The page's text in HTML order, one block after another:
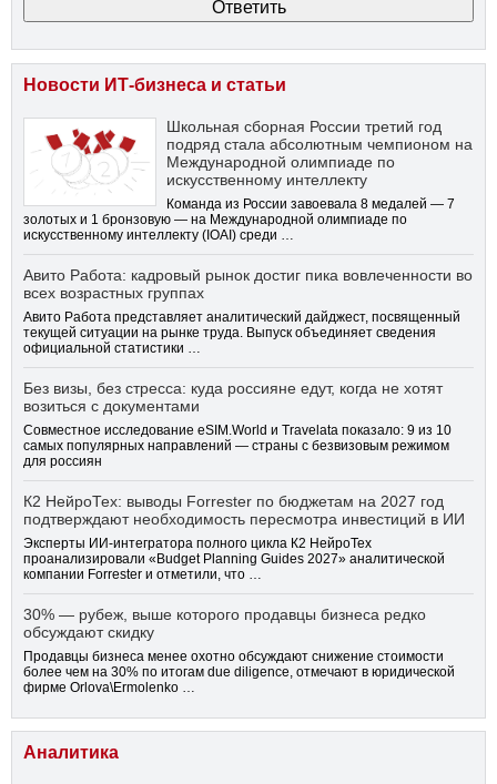
Новости ИТ-бизнеса и статьи
Школьная сборная России третий год
подряд стала абсолютным чемпионом на
Международной олимпиаде по
искусственному интеллекту
Команда из России завоевала 8 медалей — 7
золотых и 1 бронзовую — на Международной олимпиаде по
искусственному интеллекту (IOAI) среди …
Авито Работа: кадровый рынок достиг пика вовлеченности во
всех возрастных группах
Авито Работа представляет аналитический дайджест, посвященный
текущей ситуации на рынке труда. Выпуск объединяет сведения
официальной статистики …
Без визы, без стресса: куда россияне едут, когда не хотят
возиться с документами
Совместное исследование eSIM.World и Travelata показало: 9 из 10
самых популярных направлений — страны с безвизовым режимом
для россиян
К2 НейроТех: выводы Forrester по бюджетам на 2027 год
подтверждают необходимость пересмотра инвестиций в ИИ
Эксперты ИИ-интегратора полного цикла К2 НейроТех
проанализировали «Budget Planning Guides 2027» аналитической
компании Forrester и отметили, что …
30% — рубеж, выше которого продавцы бизнеса редко
обсуждают скидку
Продавцы бизнеса менее охотно обсуждают снижение стоимости
более чем на 30% по итогам due diligence, отмечают в юридической
фирме Orlova\Ermolenko …
Аналитика